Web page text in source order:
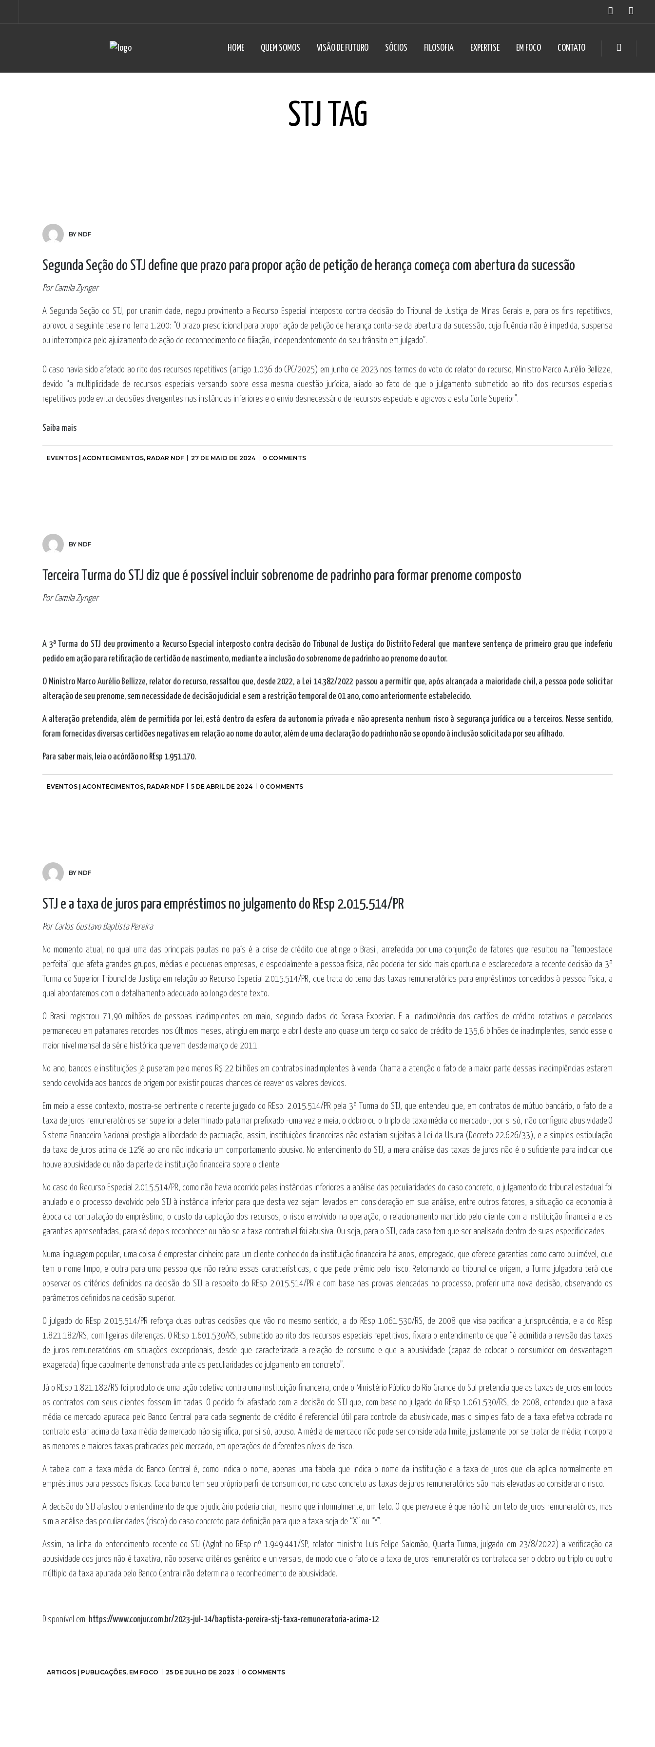
HOME QUEM SOMOS VISÃO DE FUTURO SÓCIOS FILOSOFIA EXPERTISE EM FOCO CONTATO
STJ TAG
BY NDF
Segunda Seção do STJ define que prazo para propor ação de petição de herança começa com abertura da sucessão
Por Camila Zynger
A Segunda Seção do STJ, por unanimidade, negou provimento a Recurso Especial interposto contra decisão do Tribunal de Justiça de Minas Gerais e, para os fins repetitivos,
aprovou a seguinte tese no Tema 1.200: “O prazo prescricional para propor ação de petição de herança conta-se da abertura da sucessão, cuja fluência não é impedida, suspensa
ou interrompida pelo ajuizamento de ação de reconhecimento de filiação, independentemente do seu trânsito em julgado”.
O caso havia sido afetado ao rito dos recursos repetitivos (artigo 1.036 do CPC/2025) em junho de 2023 nos termos do voto do relator do recurso, Ministro Marco Aurélio Bellizze,
devido “a multiplicidade de recursos especiais versando sobre essa mesma questão jurídica, aliado ao fato de que o julgamento submetido ao rito dos recursos especiais
repetitivos pode evitar decisões divergentes nas instâncias inferiores e o envio desnecessário de recursos especiais e agravos a esta Corte Superior”.
Saiba mais
EVENTOS | ACONTECIMENTOS, RADAR NDF 27 DE MAIO DE 2024 0 COMMENTS
BY NDF
Terceira Turma do STJ diz que é possível incluir sobrenome de padrinho para formar prenome composto
Por Camila Zynger
A 3ª Turma do STJ deu provimento a Recurso Especial interposto contra decisão do Tribunal de Justiça do Distrito Federal que manteve sentença de primeiro grau que indeferiu
pedido em ação para retificação de certidão de nascimento, mediante a inclusão do sobrenome de padrinho ao prenome do autor.
O Ministro Marco Aurélio Bellizze, relator do recurso, ressaltou que, desde 2022, a Lei 14.382/2022 passou a permitir que, após alcançada a maioridade civil, a pessoa pode solicitar
alteração de seu prenome, sem necessidade de decisão judicial e sem a restrição temporal de 01 ano, como anteriormente estabelecido.
A alteração pretendida, além de permitida por lei, está dentro da esfera da autonomia privada e não apresenta nenhum risco à segurança jurídica ou a terceiros. Nesse sentido,
foram fornecidas diversas certidões negativas em relação ao nome do autor, além de uma declaração do padrinho não se opondo à inclusão solicitada por seu afilhado.
Para saber mais, leia o acórdão no REsp 1.951.170.
EVENTOS | ACONTECIMENTOS, RADAR NDF 5 DE ABRIL DE 2024 0 COMMENTS
BY NDF
STJ e a taxa de juros para empréstimos no julgamento do REsp 2.015.514/PR
Por Carlos Gustavo Baptista Pereira
No momento atual, no qual uma das principais pautas no país é a crise de crédito que atinge o Brasil, arrefecida por uma conjunção de fatores que resultou na “tempestade
perfeita” que afeta grandes grupos, médias e pequenas empresas, e especialmente a pessoa física, não poderia ter sido mais oportuna e esclarecedora a recente decisão da 3ª
Turma do Superior Tribunal de Justiça em relação ao Recurso Especial 2.015.514/PR, que trata do tema das taxas remuneratórias para empréstimos concedidos à pessoa física, a
qual abordaremos com o detalhamento adequado ao longo deste texto.
O Brasil registrou 71,90 milhões de pessoas inadimplentes em maio, segundo dados do Serasa Experian. E a inadimplência dos cartões de crédito rotativos e parcelados
permaneceu em patamares recordes nos últimos meses, atingiu em março e abril deste ano quase um terço do saldo de crédito de 135,6 bilhões de inadimplentes, sendo esse o
maior nível mensal da série histórica que vem desde março de 2011.
No ano, bancos e instituições já puseram pelo menos R$ 22 bilhões em contratos inadimplentes à venda. Chama a atenção o fato de a maior parte dessas inadimplências estarem
sendo devolvida aos bancos de origem por existir poucas chances de reaver os valores devidos.
Em meio a esse contexto, mostra-se pertinente o recente julgado do REsp. 2.015.514/PR pela 3ª Turma do STJ, que entendeu que, em contratos de mútuo bancário, o fato de a
taxa de juros remuneratórios ser superior a determinado patamar prefixado -uma vez e meia, o dobro ou o triplo da taxa média do mercado-, por si só, não configura abusividade.O
Sistema Financeiro Nacional prestigia a liberdade de pactuação, assim, instituições financeiras não estariam sujeitas à Lei da Usura (Decreto 22.626/33), e a simples estipulação
da taxa de juros acima de 12% ao ano não indicaria um comportamento abusivo. No entendimento do STJ, a mera análise das taxas de juros não é o suficiente para indicar que
houve abusividade ou não da parte da instituição financeira sobre o cliente.
No caso do Recurso Especial 2.015.514/PR, como não havia ocorrido pelas instâncias inferiores a análise das peculiaridades do caso concreto, o julgamento do tribunal estadual foi
anulado e o processo devolvido pelo STJ à instância inferior para que desta vez sejam levados em consideração em sua análise, entre outros fatores, a situação da economia à
época da contratação do empréstimo, o custo da captação dos recursos, o risco envolvido na operação, o relacionamento mantido pelo cliente com a instituição financeira e as
garantias apresentadas, para só depois reconhecer ou não se a taxa contratual foi abusiva. Ou seja, para o STJ, cada caso tem que ser analisado dentro de suas especificidades.
Numa linguagem popular, uma coisa é emprestar dinheiro para um cliente conhecido da instituição financeira há anos, empregado, que oferece garantias como carro ou imóvel, que
tem o nome limpo, e outra para uma pessoa que não reúna essas características, o que pede prêmio pelo risco. Retornando ao tribunal de origem, a Turma julgadora terá que
observar os critérios definidos na decisão do STJ a respeito do REsp 2.015.514/PR e com base nas provas elencadas no processo, proferir uma nova decisão, observando os
parâmetros definidos na decisão superior.
O julgado do REsp 2.015.514/PR reforça duas outras decisões que vão no mesmo sentido, a do REsp 1.061.530/RS, de 2008 que visa pacificar a jurisprudência, e a do REsp
1.821.182/RS, com ligeiras diferenças. O REsp 1.601.530/RS, submetido ao rito dos recursos especiais repetitivos, fixara o entendimento de que “é admitida a revisão das taxas
de juros remuneratórios em situações excepcionais, desde que caracterizada a relação de consumo e que a abusividade (capaz de colocar o consumidor em desvantagem
exagerada) fique cabalmente demonstrada ante as peculiaridades do julgamento em concreto”.
Já o REsp 1.821.182/RS foi produto de uma ação coletiva contra uma instituição financeira, onde o Ministério Público do Rio Grande do Sul pretendia que as taxas de juros em todos
os contratos com seus clientes fossem limitadas. O pedido foi afastado com a decisão do STJ que, com base no julgado do REsp 1.061.530/RS, de 2008, entendeu que a taxa
média de mercado apurada pelo Banco Central para cada segmento de crédito é referencial útil para controle da abusividade, mas o simples fato de a taxa efetiva cobrada no
contrato estar acima da taxa média de mercado não significa, por si só, abuso. A média de mercado não pode ser considerada limite, justamente por se tratar de média; incorpora
as menores e maiores taxas praticadas pelo mercado, em operações de diferentes níveis de risco.
A tabela com a taxa média do Banco Central é, como indica o nome, apenas uma tabela que indica o nome da instituição e a taxa de juros que ela aplica normalmente em
empréstimos para pessoas físicas. Cada banco tem seu próprio perfil de consumidor, no caso concreto as taxas de juros remuneratórios são mais elevadas ao considerar o risco.
A decisão do STJ afastou o entendimento de que o judiciário poderia criar, mesmo que informalmente, um teto. O que prevalece é que não há um teto de juros remuneratórios, mas
sim a análise das peculiaridades (risco) do caso concreto para definição para que a taxa seja de “X” ou “Y”.
Assim, na linha do entendimento recente do STJ (AgInt no REsp nº 1.949.441/SP, relator ministro Luís Felipe Salomão, Quarta Turma, julgado em 23/8/2022) a verificação da
abusividade dos juros não é taxativa, não observa critérios genérico e universais, de modo que o fato de a taxa de juros remuneratórios contratada ser o dobro ou triplo ou outro
múltiplo da taxa apurada pelo Banco Central não determina o reconhecimento de abusividade.
Disponível em: https://www.conjur.com.br/2023-jul-14/baptista-pereira-stj-taxa-remuneratoria-acima-12
ARTIGOS | PUBLICAÇÕES, EM FOCO 25 DE JULHO DE 2023 0 COMMENTS